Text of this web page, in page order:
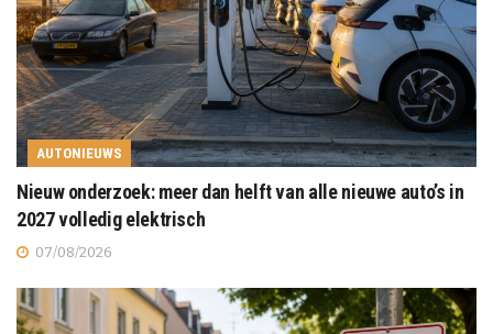
AUTONIEUWS
Nieuw onderzoek: meer dan helft van alle nieuwe auto’s in
2027 volledig elektrisch
07/08/2026